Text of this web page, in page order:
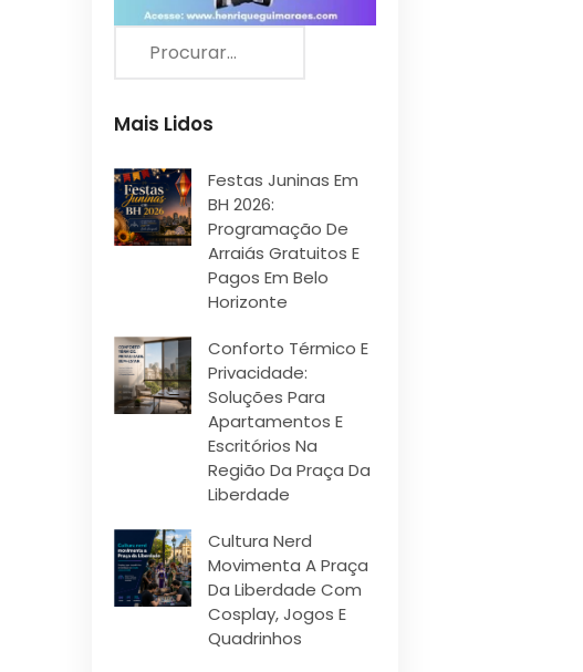
Mais Lidos
Festas Juninas Em
BH 2026:
Programação De
Arraiás Gratuitos E
Pagos Em Belo
Horizonte
Conforto Térmico E
Privacidade:
Soluções Para
Apartamentos E
Escritórios Na
Região Da Praça Da
Liberdade
Cultura Nerd
Movimenta A Praça
Da Liberdade Com
Cosplay, Jogos E
Quadrinhos